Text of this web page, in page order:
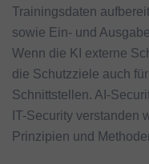
Trainingsdaten
sowie Ein- und
Wenn die KI externe
die Schutzziele auch
Schnittstellen. AI-
IT-Security verstanden
Prinzipien und